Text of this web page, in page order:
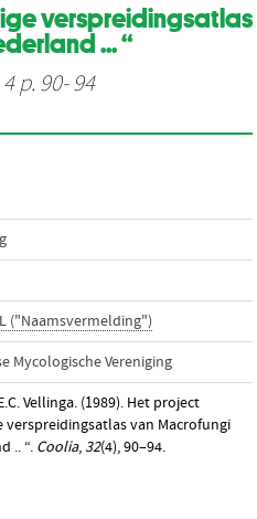
verspreidingsatlas
... “
p. 90- 94
("Naamsvermelding")
Mycologische Vereniging
Vellinga. (1989). Het project
verspreidingsatlas van Macrofungi
.. “. Coolia, 32(4), 90–94.